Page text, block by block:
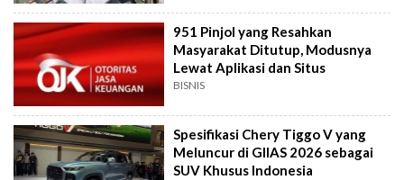
951 Pinjol yang Resahkan
Masyarakat Ditutup, Modusnya
Lewat Aplikasi dan Situs
BISNIS
Spesifikasi Chery Tiggo V yang
Meluncur di GIIAS 2026 sebagai
SUV Khusus Indonesia